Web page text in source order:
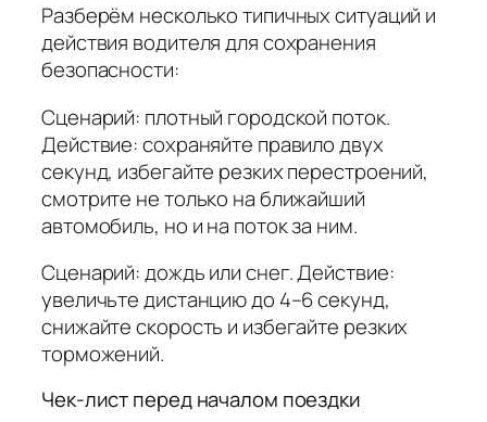
Разберём несколько типичных ситуаций и
действия водителя для сохранения
безопасности:
Сценарий: плотный городской поток.
Действие: сохраняйте правило двух
секунд, избегайте резких перестроений,
смотрите не только на ближайший
автомобиль, но и на поток за ним.
Сценарий: дождь или снег. Действие:
увеличьте дистанцию до 4–6 секунд,
снижайте скорость и избегайте резких
торможений.
Чек‑лист перед началом поездки